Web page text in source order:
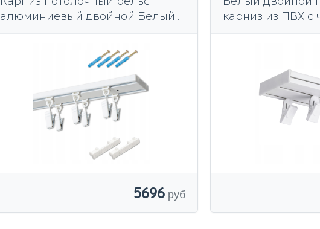
алюминиевый двойной Белый
5696
карниз из ПВХ с